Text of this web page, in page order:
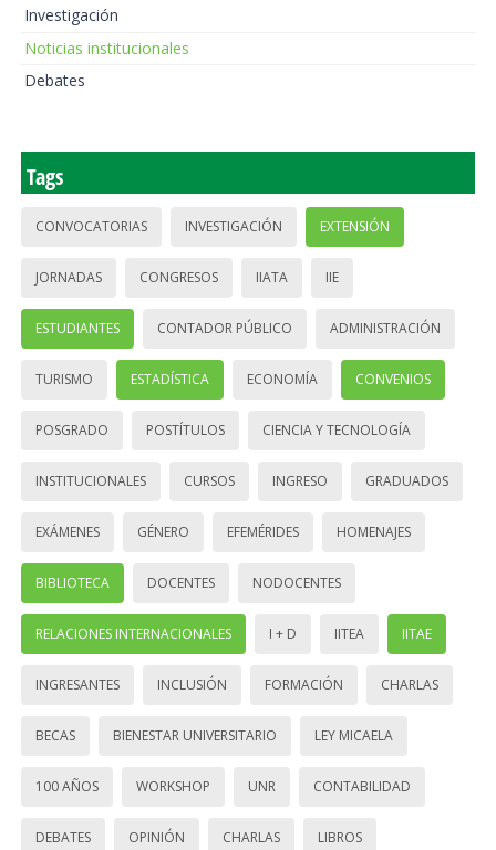
Investigación
Noticias institucionales
Debates
Tags
CONVOCATORIAS INVESTIGACIÓN EXTENSIÓN
JORNADAS CONGRESOS IIATA IIE
ESTUDIANTES CONTADOR PÚBLICO ADMINISTRACIÓN
TURISMO ESTADÍSTICA ECONOMÍA CONVENIOS
POSGRADO POSTÍTULOS CIENCIA Y TECNOLOGÍA
INSTITUCIONALES CURSOS INGRESO GRADUADOS
EXÁMENES GÉNERO EFEMÉRIDES HOMENAJES
BIBLIOTECA DOCENTES NODOCENTES
RELACIONES INTERNACIONALES I + D IITEA IITAE
INGRESANTES INCLUSIÓN FORMACIÓN CHARLAS
BECAS BIENESTAR UNIVERSITARIO LEY MICAELA
100 AÑOS WORKSHOP UNR CONTABILIDAD
DEBATES OPINIÓN CHARLAS LIBROS